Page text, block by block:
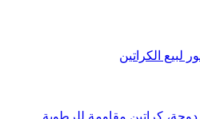
كراتين مقاومة للرطوبة